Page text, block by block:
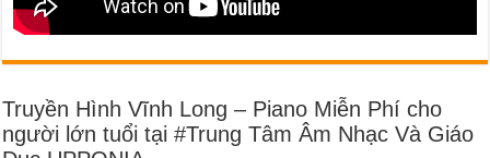
Truyền Hình Vĩnh Long – Piano Miễn Phí cho
người lớn tuổi tại #Trung Tâm Âm Nhạc Và Giáo